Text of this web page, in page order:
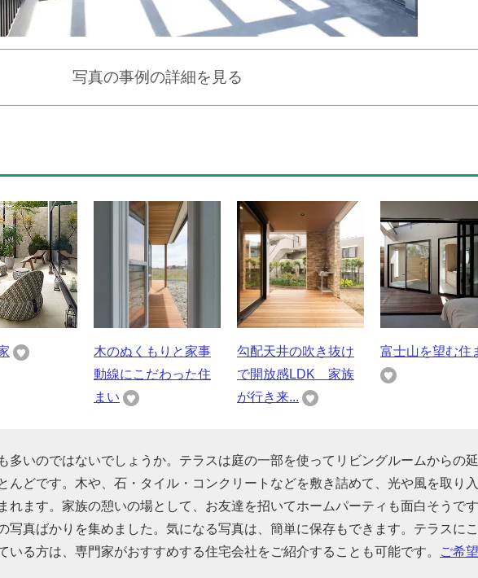
写真の事例の詳細を見る
木のぬくもりと家事
動線にこだわった住
まい
勾配天井の吹き抜け
で開放感LDK 家族
が行き来...
富士山を望む住
多いのではないでしょうか。テラスは庭の一部を使ってリビングルームからの延
んどです。木や、石・タイル・コンクリートなどを敷き詰めて、光や風を取り入
れます。家族の憩いの場として、お友達を招いてホームパーティも面白そうです
写真ばかりを集めました。気になる写真は、簡単に保存もできます。テラスにこ
いる方は、専門家がおすすめする住宅会社をご紹介することも可能です。
ご希望